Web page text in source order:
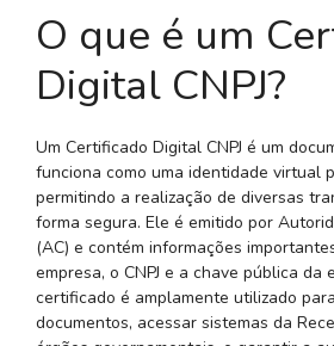
O que é um
Digital CNPJ?
Um Certificado Digital CNPJ é um
funciona como uma identidade virtual
permitindo a realização de diversas
forma segura. Ele é emitido por
(AC) e contém informações
empresa, o CNPJ e a chave pública da
certificado é amplamente utilizado
documentos, acessar sistemas da